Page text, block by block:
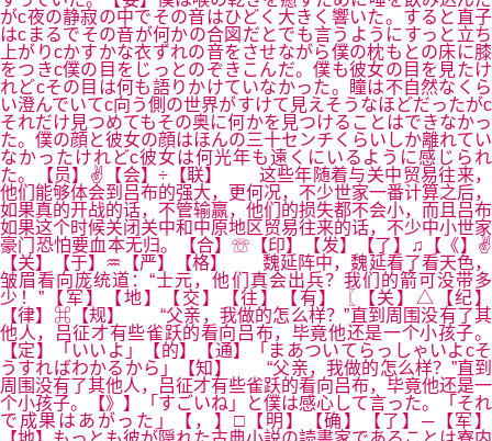
がc夜の静寂の中でその音はひどく大きく響いた。すると直子
はcまるでその音が何かの合図だとでも言うようにすっと立ち
上がりcかすかな衣ずれの音をさせながら僕の枕もとの床に膝
をつきc僕の目をじっとのぞきこんだ。僕も彼女の目を見たけ
れどcその目は何も語りかけていなかった。瞳は不自然なくら
い澄んでいてc向う側の世界がすけて見えそうなほどだったがc
それだけ見つめてもその奥に何かを見つけることはできなかっ
た。僕の顔と彼女の顔はほんの三十センチくらいしか離れてい
なかったけれどc彼女は何光年も遠くにいるように感じられ
た。【员】✌【会】÷【联】 这些年随着与关中贸易往来，
他们能够体会到吕布的强大，更何况，不少世家一番计算之后，
如果真的开战的话，不管输赢，他们的损失都不会小，而且吕布
如果这个时候关闭关中和中原地区贸易往来的话，不少中小世家
豪门恐怕要血本无归。【合】☏【印】【发】【了】♫【《】✌
【关】【于】♒【严】【格】 魏延阵中，魏延看了看天色，
皱眉看向庞统道：“士元，他们真会出兵？我们的箭可没带多
少！”【军】【地】【交】【往】【有】〖【关】△【纪】
【律】⌘【规】 “父亲，我做的怎么样？”直到周围没有了其
他人，吕征才有些雀跃的看向吕布，毕竟他还是一个小孩子。
【定】「いいよ」【的】【通】「まあついてらっしゃいよcそ
うすればわかるから」【知】 “父亲，我做的怎么样？”直到
周围没有了其他人，吕征才有些雀跃的看向吕布，毕竟他还是一
个小孩子。【》】「すごいね」と僕は感心して言った。「それ
で成果はあがった」【，】□【明】【确】【了】─【军】